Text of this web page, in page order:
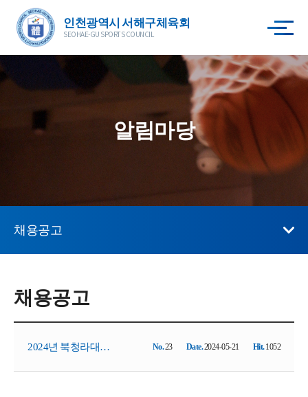
인천광역시 서해구체육회
SEOHAE-GU SPORTS COUNCIL
알림마당
채용공고
채용공고
2024년 북청라대교 No.23 Date.2024-05-21 Hit.1052